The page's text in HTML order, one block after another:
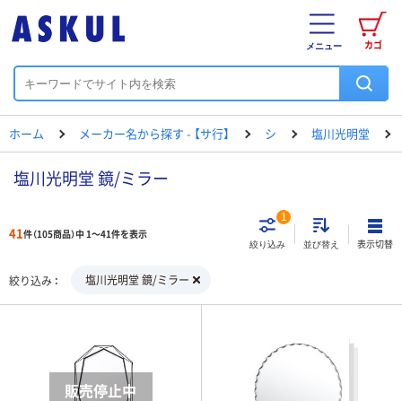
カゴ
メニュー
ホーム メーカー名から探す - 【サ行】 シ 塩川光明堂
塩川光明堂 鏡/ミラー
41件（105商品）中 1～41件を表示
絞り込み
1
並び替え 表示切替
絞り込み 塩川光明堂 鏡/ミラー